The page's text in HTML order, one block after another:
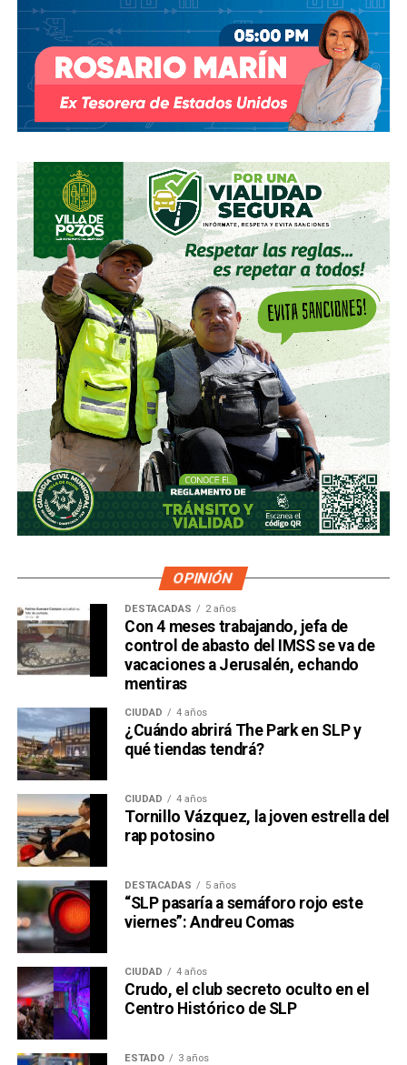
OPINIÓN
DESTACADAS 2 años
Con 4 meses trabajando, jefa de
control de abasto del IMSS se va de
vacaciones a Jerusalén, echando
mentiras
CIUDAD 4 años
¿Cuándo abrirá The Park en SLP y
qué tiendas tendrá?
CIUDAD 4 años
Tornillo Vázquez, la joven estrella del
rap potosino
DESTACADAS 5 años
“SLP pasaría a semáforo rojo este
viernes”: Andreu Comas
CIUDAD 4 años
Crudo, el club secreto oculto en el
Centro Histórico de SLP
ESTADO 3 años